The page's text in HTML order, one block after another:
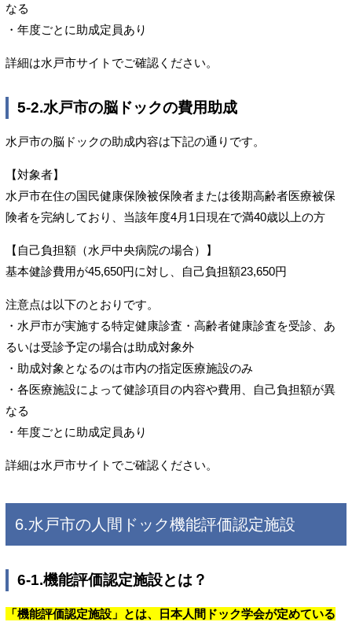
なる
・年度ごとに助成定員あり
詳細は水戸市サイトでご確認ください。
5-2.水戸市の脳ドックの費用助成
水戸市の脳ドックの助成内容は下記の通りです。
【対象者】
水戸市在住の国民健康保険被保険者または後期高齢者医療被保
険者を完納しており、当該年度4月1日現在で満40歳以上の方
【自己負担額（水戸中央病院の場合）】
基本健診費用が45,650円に対し、自己負担額23,650円
注意点は以下のとおりです。
・水戸市が実施する特定健康診査・高齢者健康診査を受診、あ
るいは受診予定の場合は助成対象外
・助成対象となるのは市内の指定医療施設のみ
・各医療施設によって健診項目の内容や費用、自己負担額が異
なる
・年度ごとに助成定員あり
詳細は水戸市サイトでご確認ください。
6.水戸市の人間ドック機能評価認定施設
6-1.機能評価認定施設とは？
「機能評価認定施設」とは、日本人間ドック学会が定めている